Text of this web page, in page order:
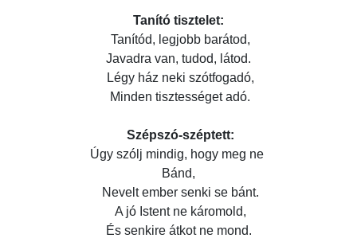
Tanító tisztelet:
Tanítód, legjobb barátod,
Javadra van, tudod, látod.
Légy ház neki szótfogadó,
Minden tisztességet adó.
Szépszó-széptett:
Úgy szólj mindig, hogy meg ne
Bánd,
Nevelt ember senki se bánt.
A jó Istent ne káromold,
És senkire átkot ne mond.